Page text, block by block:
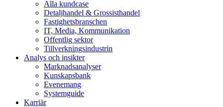
Alla kundcase
Detaljhandel & Grossisthandel
Fastighetsbranschen
IT, Media, Kommunikation
Offentlig sektor
Tillverkningsindustrin
Analys och insikter
Marknadsanalyser
Kunskapsbank
Evenemang
Systemguide
Karriär